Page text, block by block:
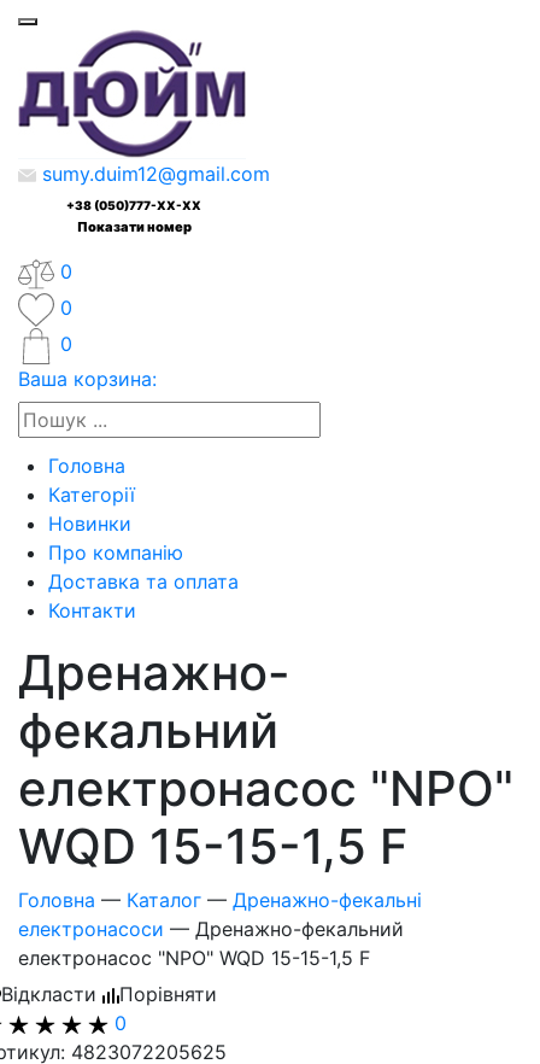
sumy.duim12@gmail.com
+38 (050)777-XX-XX
Показати номер
0
0
0
Ваша корзина:
Головна
Категорії
Новинки
Про компанію
Доставка та оплата
Контакти
Дренажно-
фекальний
електронасос "NPO"
WQD 15-15-1,5 F
Головна — Каталог — Дренажно-фекальні
електронасоси — Дренажно-фекальний
електронасос "NPO" WQD 15-15-1,5 F
Відкласти
Порівняти
0
4823072205625